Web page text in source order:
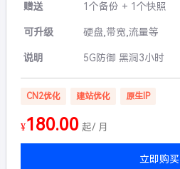
赠送 1个备份 + 1个快照
可升级 硬盘,带宽,流量等
说明 5G防御 黑洞3小时
CN2优化 建站优化 原生IP
¥180.00 起/ 月
立即购买